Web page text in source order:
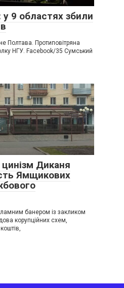
у 9 областях збили
Полтава. Протиповітряна
НГУ. Facebook/35 Сумський
цинізм Диканя
Ямщикових
банером із закликом
корупційних схем,